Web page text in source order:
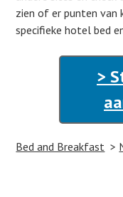
zien of er punten van
specifieke hotel bed
>
Bed and Breakfast